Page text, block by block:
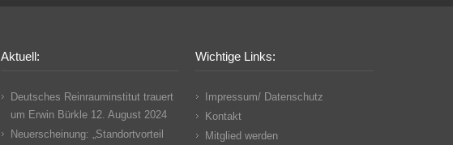
Aktuell:
Deutsches Reinrauminstitut trauert
um Erwin Bürkle 12. August 2024
Neuerscheinung: „Standortvorteil
Wichtige Links:
Impressum/ Datenschutz
Kontakt
Mitglied werden